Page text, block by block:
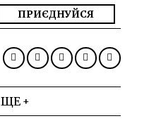
ПРИЄДНУЙСЯ
ЩЕ